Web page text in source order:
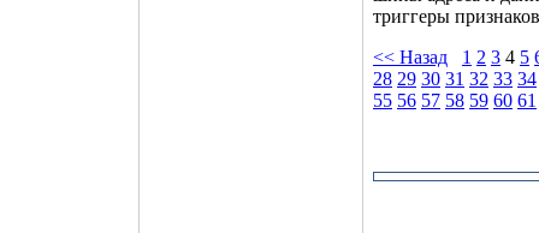
триггеры
<< Назад
1 2 3 4 5
28 29 30 31 32 33 34
55 56 57 58 59 60 61